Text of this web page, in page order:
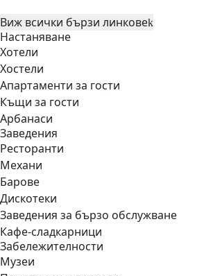
Виж всички бързи линкове
Настаняване
Хотели
Хостели
Апартаменти за гости
Къщи за гости
Арбанаси
Заведения
Ресторанти
Механи
Барове
Дискотеки
Заведения за бързо обслужване
Кафе-сладкарници
Забележителности
Музеи